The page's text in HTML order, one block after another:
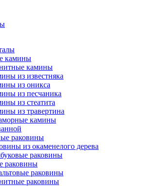
камины
камины
из известняка
из оникса
из песчаника
из стеатита
из травертина
камины
раковины
из окаменелого дерева
раковины
раковины
раковины
раковины